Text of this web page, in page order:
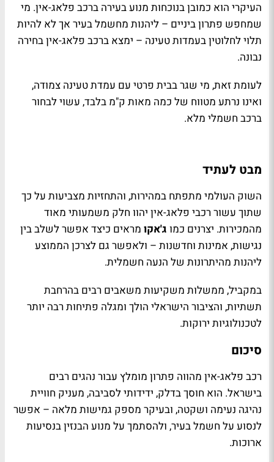
העיקרי הוא כמובן בנוכחות מנוע בעירה ברכב פלאג-אין. מי
שמחפש פתרון ביניים – ליהנות מחשמל בעיר אך לא להיות
תלוי לחלוטין בעמדות טעינה – ימצא ברכב פלאג-אין בחירה
נבונה.
לעומת זאת, מי שגר בבית פרטי עם עמדת טעינה צמודה,
ואינו נרתע מטווח של כמה מאות ק"מ בלבד, עשוי לבחור
ברכב חשמלי מלא.
מבט לעתיד
השוק העולמי מתפתח במהירות, והתחזיות מצביעות על כך
שתוך עשור רכבי פלאג-אין יהוו חלק משמעותי מאוד
מהמכירות. יצרנים כמו ג'אקו מראים כיצד אפשר לשלב בין
נגישות, אמינות וחדשנות – ולאפשר גם לצרכן הממוצע
ליהנות מהיתרונות של הנעה חשמלית.
במקביל, ממשלות משקיעות משאבים רבים בהרחבת
תשתיות, והציבור הישראלי הולך ומגלה פתיחות רבה יותר
לטכנולוגיות ירוקות.
סיכום
רכב פלאג-אין מהווה פתרון מומלץ עבור נהגים רבים
בישראל. הוא חוסך בדלק, ידידותי לסביבה, מעניק חוויית
נהיגה נעימה ושקטה, ובעיקר מספק גמישות מלאה – אפשר
לנסוע על חשמל בעיר, ולהסתמך על מנוע הבנזין בנסיעות
ארוכות.